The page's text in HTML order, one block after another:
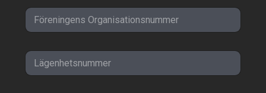
u
m
r
L
g